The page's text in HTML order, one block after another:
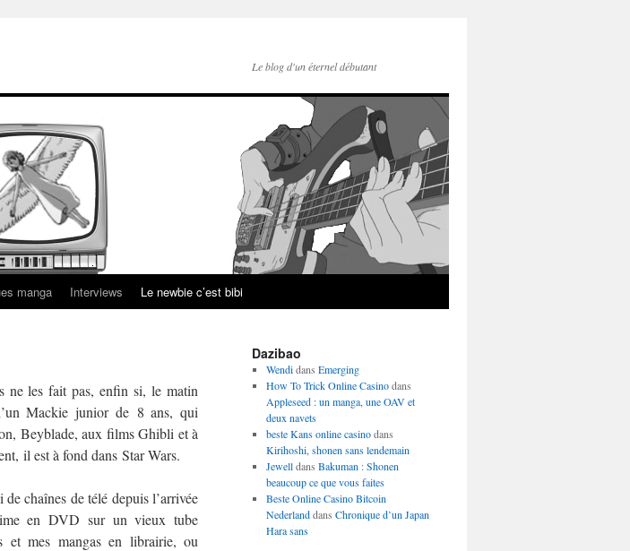
Le blog d'un éternel débutant
manga Interviews Le newbie c’est bibi
ne les fait pas, enfin si, le matin
Mackie junior de 8 ans, qui
Beyblade, aux films Ghibli et à
il est à fond dans Star Wars.
chaînes de télé depuis l’arrivée
en DVD sur un vieux tube
et mes mangas en librairie, ou
Dazibao
Wendidans Emerging
How To Trick Online Casinodans
Appleseed : un manga, une OAV et
deux navets
beste Kans online casinodans
Kirihoshi, shonen sans lendemain
Jewelldans Bakuman : Shonen
beaucoup ce que vous faites
Beste Online Casino Bitcoin
Nederlanddans Chronique d’un Japan
Hara sans